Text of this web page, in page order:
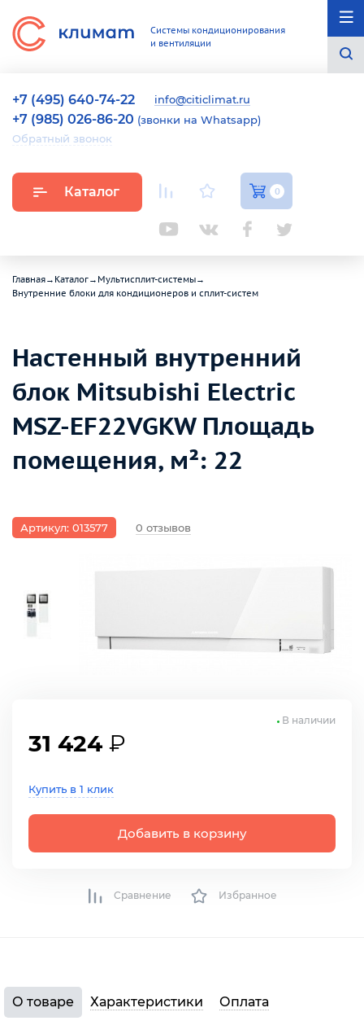
Системы кондиционирования
и вентиляции
+7 (495) 640-74-22 info@citiclimat.ru
+7 (985) 026-86-20 (звонки на Whatsapp)
Обратный звонок
Каталог 0
Главная→ Каталог→ Мультисплит-системы→
Внутренние блоки для кондиционеров и сплит-систем
Настенный внутренний
блок Mitsubishi Electric
MSZ-EF22VGKW Площадь
помещения, м²: 22
Артикул: 013577 0 отзывов
31 424 ₽
Купить в 1 клик
Добавить в корзину
В наличии
Сравнение Избранное
О товаре Характеристики Оплата